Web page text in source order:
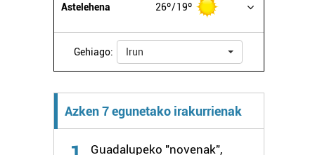
Astelehena 26º 19º
Gehiago: Irun
Azken 7 egunetako irakurrienak
Guadalupeko "novenak",